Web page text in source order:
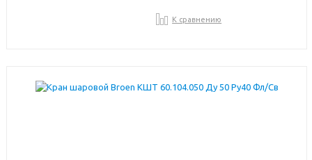
К сравнению